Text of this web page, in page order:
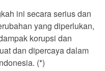
ini secara serius dan
yang diperlukan,
korupsi dan
dan dipercaya dalam
(*)